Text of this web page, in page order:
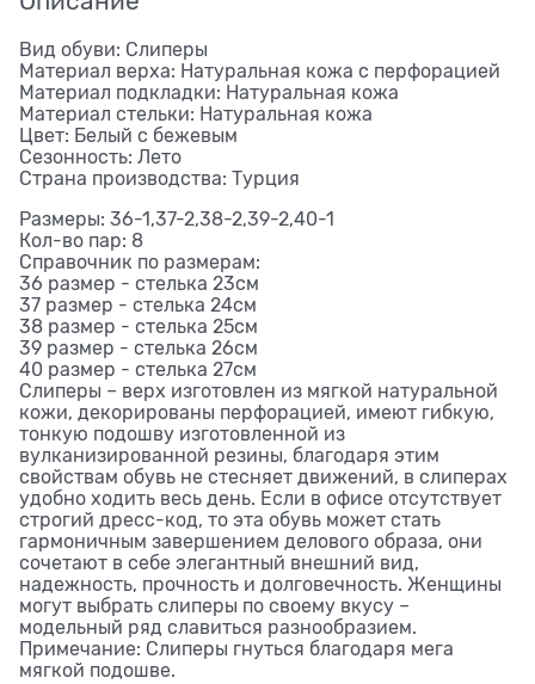
Вид обуви: Слиперы
Материал верха: Натуральная кожа с перфорацией
Материал подкладки: Натуральная кожа
Материал стельки: Натуральная кожа
Цвет: Белый с бежевым
Сезонность: Лето
Страна производства: Турция
Размеры: 36-1,37-2,38-2,39-2,40-1
Кол-во пар: 8
Справочник по размерам:
36 размер - стелька 23см
37 размер - стелька 24см
38 размер - стелька 25см
39 размер - стелька 26см
40 размер - стелька 27см
Слиперы – верх изготовлен из мягкой натуральной
кожи, декорированы перфорацией, имеют гибкую,
тонкую подошву изготовленной из
вулканизированной резины, благодаря этим
свойствам обувь не стесняет движений, в слиперах
удобно ходить весь день. Если в офисе отсутствует
строгий дресс-код, то эта обувь может стать
гармоничным завершением делового образа, они
сочетают в себе элегантный внешний вид,
надежность, прочность и долговечность. Женщины
могут выбрать слиперы по своему вкусу –
модельный ряд славиться разнообразием.
Примечание: Слиперы гнуться благодаря мега
мягкой подошве.